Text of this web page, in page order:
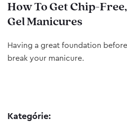
How To Get Chip-
Gel Manicures
Having a great foundation
break your manicure.
Kategórie: